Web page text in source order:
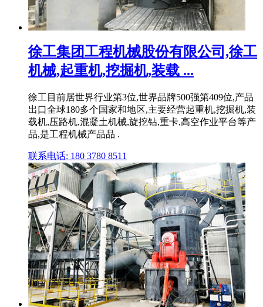
徐工集团工程机械股份有限公司,徐工
机械,起重机,挖掘机,装载 ...
徐工目前居世界行业第3位,世界品牌500强第409位,产品
出口全球180多个国家和地区,主要经营起重机,挖掘机,装
载机,压路机,混凝土机械,旋挖钻,重卡,高空作业平台等产
品,是工程机械产品品 .
联系电话: 180 3780 8511